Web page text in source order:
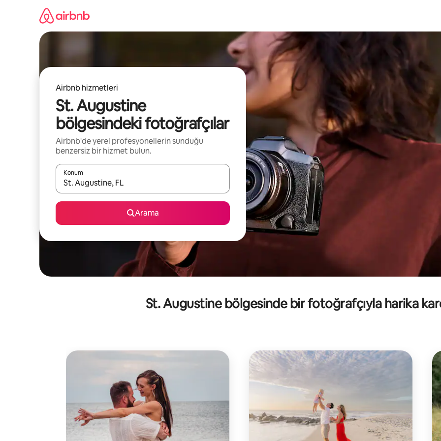
Airbnb hizmetleri
St. Augustine
bölgesindeki fotoğrafçılar
Airbnb'de yerel profesyonellerin sunduğu
benzersiz bir hizmet bulun.
Konum
Sonuçlar kullanılabilir olduğunda yukarı ve aşağı oklarıyla gezinin veya dokunarak ya da kaydırma hareketleriyle keşfedin.
Arama
St. Augustine bölgesinde bir fotoğrafçıyla harika